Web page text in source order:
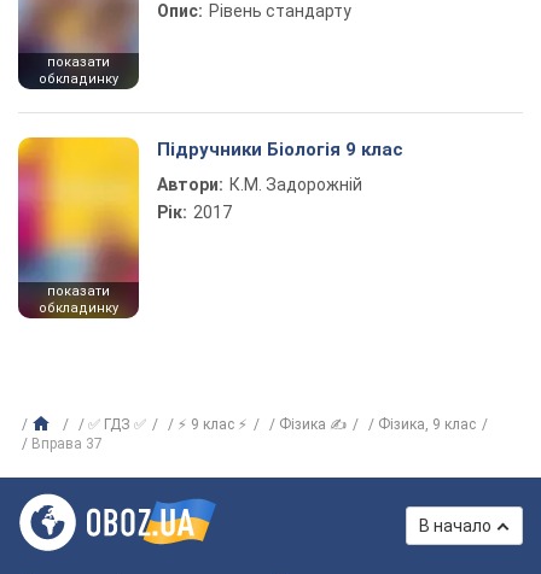
показати
обкладинку
Опис: Рівень стандарту
показати
обкладинку
Підручники Біологія 9 клас
Автори: К.М. Задорожній
Рік: 2017
✅ ГДЗ ✅ ⚡ 9 клас ⚡ Фізика ✍
Фiзика, 9 клас
Вправа 37
В начало